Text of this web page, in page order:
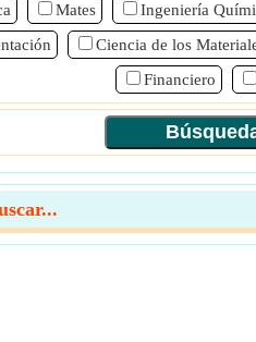
Mates Ingeniería
Ciencia de los
Financiero